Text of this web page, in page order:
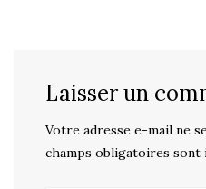
Laisser un
Votre adresse e-mail ne
champs obligatoires sont